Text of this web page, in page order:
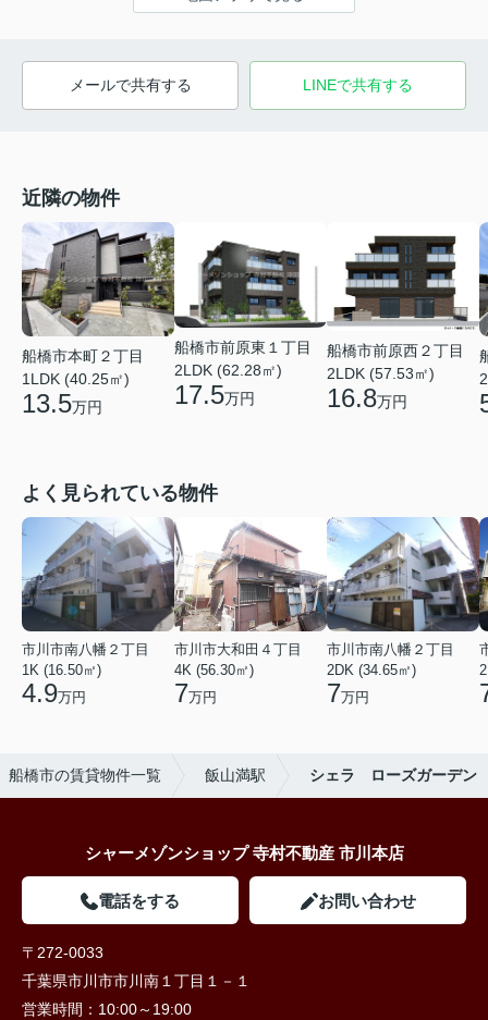
メールで共有する LINEで共有する
近隣の物件
船橋市本町２丁目
1LDK (40.25㎡)
13.5万円
船橋市前原東１丁目
2LDK (62.28㎡)
17.5万円
船橋市前原西２丁目
2LDK (57.53㎡)
16.8万円
よく見られている物件
市川市南八幡２丁目
1K (16.50㎡)
4.9万円
市川市大和田４丁目
4K (56.30㎡)
7万円
市川市南八幡２丁目
2DK (34.65㎡)
7万円
船橋市の賃貸物件一覧 飯山満駅 シェラ ローズガーデン
シャーメゾンショップ 寺村不動産 市川本店
電話をする お問い合わせ
〒272-0033
千葉県市川市市川南１丁目１－１
営業時間： 10:00～19:00